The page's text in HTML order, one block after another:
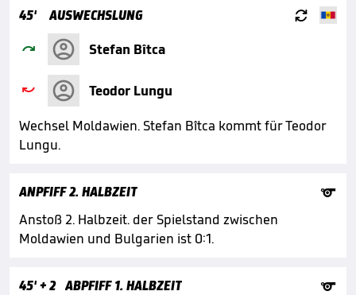
45' AUSWECHSLUNG 
 Stefan Bîtca

Teodor Lungu
Wechsel Moldawien. Stefan Bîtca kommt für Teodor
Lungu.
ANPFIFF 2. HALBZEIT

Anstoß 2. Halbzeit. der Spielstand zwischen
Moldawien und Bulgarien ist 0:1.
45'+ 2 ABPFIFF 1. HALBZEIT
